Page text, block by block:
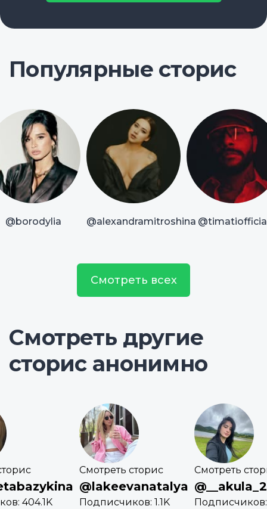
Популярные сторис
@borodylia @alexandramitroshina
Смотреть всех
Смотреть другие
сторис анонимно
404.1K
Смотреть сторис
@lakeevanatalya
Подписчиков: 1.1K
Смотреть
Подписчиков: